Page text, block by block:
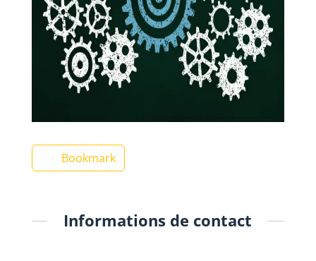
Bookmark
Informations de contact